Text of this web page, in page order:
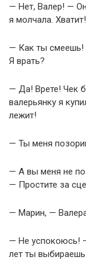
— Нет, Валер! —
я молчала. Хватит!
— Как ты смеешь!
Я врать?
— Да! Врете! Чек
валерьянку я
лежит!
— Ты меня
— А вы меня не
— Простите за
— Марин, —
— Не успокоюсь!
лет ты